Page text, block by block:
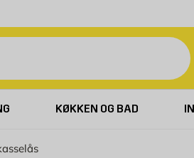
KØKKEN OG BAD